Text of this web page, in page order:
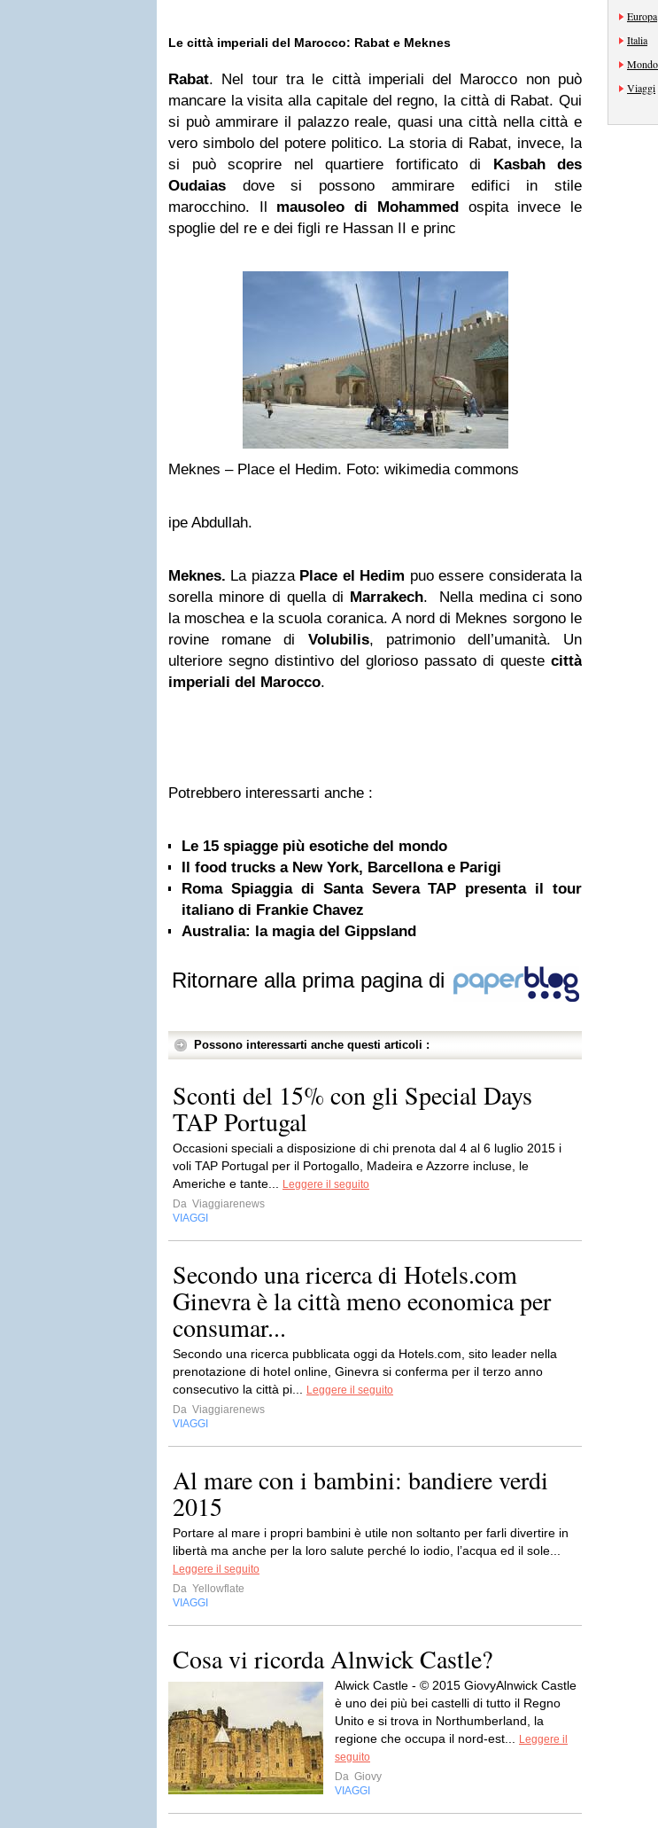
Le città imperiali del Marocco: Rabat e Meknes
Rabat. Nel tour tra le città imperiali del Marocco non può
mancare la visita alla capitale del regno, la città di Rabat. Qui
si può ammirare il palazzo reale, quasi una città nella città e
vero simbolo del potere politico. La storia di Rabat, invece, la
si può scoprire nel quartiere fortificato di Kasbah
des
Oudaias dove si possono ammirare edifici in stile
marocchino. Il mausoleo di Mohammedospita invece le
spoglie del re e dei figli re Hassan II e princ
Meknes – Place el Hedim. Foto: wikimedia commons
ipe Abdullah.
Meknes. La piazza Place el Hedim puo essere considerata la
sorella minore di quella di Marrakech. Nella medina ci sono
la moschea e la scuola coranica. A nord di Meknes sorgono le
rovine romane di Volubilis, patrimonio dell’umanità. Un
ulteriore segno distintivo del glorioso passato di queste città
imperiali del Marocco.
Potrebbero interessarti anche :
Le 15 spiagge più esotiche del mondo
Il food trucks a New York, Barcellona e Parigi
Roma Spiaggia di Santa Severa TAP presenta il tour
italiano di Frankie Chavez
Australia: la magia del Gippsland
Ritornare alla prima pagina di
Possono interessarti anche questi articoli :
Sconti del 15% con gli Special Days
TAP Portugal
Occasioni speciali a disposizione di chi prenota dal 4 al 6 luglio 2015 i
voli TAP Portugal per il Portogallo, Madeira e Azzorre incluse, le
Americhe e tante...
Leggere il seguito
Da Viaggiarenews
VIAGGI
Secondo una ricerca di Hotels.com
Ginevra è la città meno economica per
consumar...
Secondo una ricerca pubblicata oggi da Hotels.com, sito leader nella
prenotazione di hotel online, Ginevra si conferma per il terzo anno
consecutivo la città pi...
Leggere il seguito
Da Viaggiarenews
VIAGGI
Al mare con i bambini: bandiere verdi
2015
Portare al mare i propri bambini è utile non soltanto per farli divertire in
libertà ma anche per la loro salute perché lo iodio, l’acqua ed il sole...
Leggere il seguito
Da Yellowflate
VIAGGI
Cosa vi ricorda Alnwick Castle?
Alwick Castle - © 2015 GiovyAlnwick Castle
è uno dei più bei castelli di tutto il Regno
Unito e si trova in Northumberland, la
regione che occupa il nord-est...
Leggere il
seguito
Da Giovy
VIAGGI
Europa
Italia
Mondo
Viaggi